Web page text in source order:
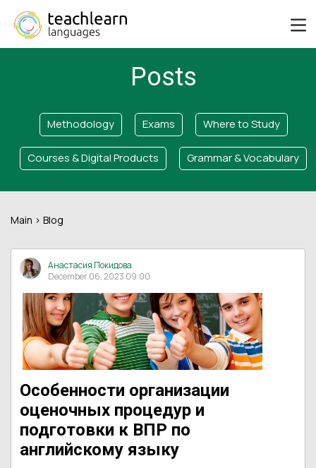
Posts
Methodology Exams Where to Study
Courses & Digital Products Grammar & Vocabulary
Main > Blog
Анастасия Покидова
December 06, 2023 09:00
Особенности организации
оценочных процедур и
подготовки к ВПР по
английскому языку